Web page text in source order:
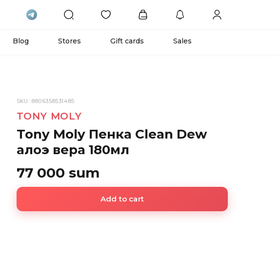
Blog Stores Gift cards Sales
SKU: 8806358531485
TONY MOLY
Tony Moly Пенка Clean Dew
алоэ вера 180мл
77 000 sum
Add to cart